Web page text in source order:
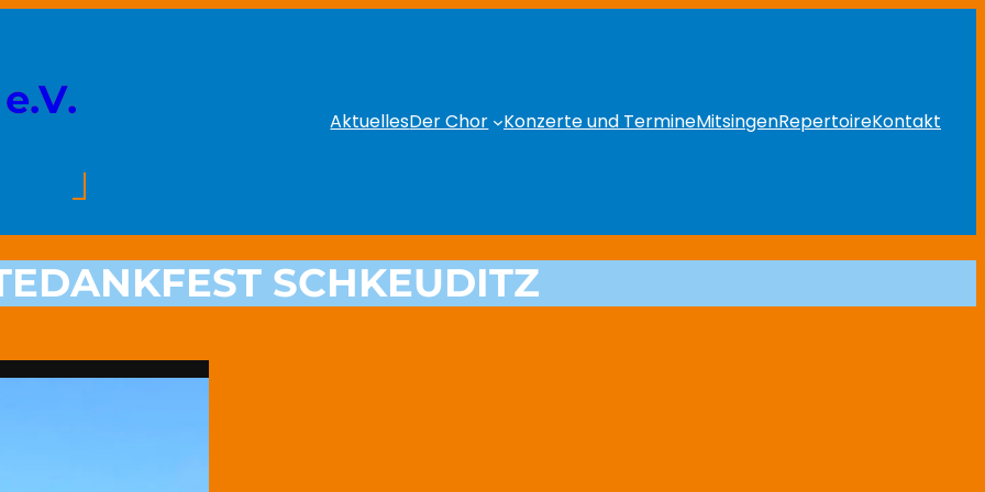
AktuellesDer Chor Konzerte und TermineMitsingenRepertoireKontakt
SCHKEUDITZ